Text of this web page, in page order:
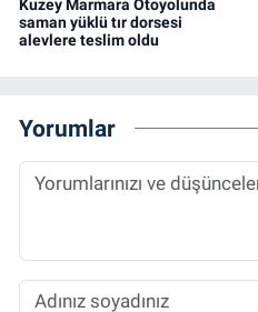
Kuzey Marmara Otoyolunda
saman yüklü tır dorsesi
alevlere teslim oldu
Yorumlar